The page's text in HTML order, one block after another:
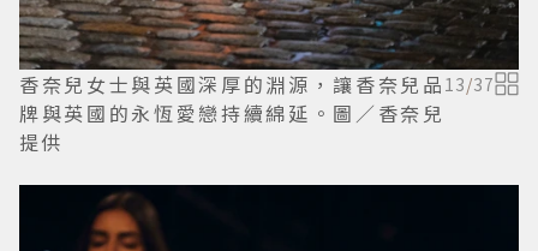
香奈兒女士與英國深厚的淵源，讓香奈兒品
牌與英國的永恆愛戀持續綿延。圖／香奈兒
提供
13/37